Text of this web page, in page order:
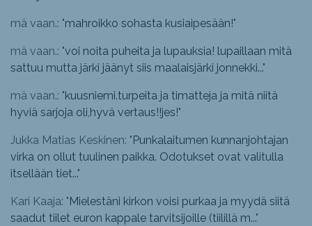
mä vaan.: "mahroikko sohasta kusiaipesään!"
mä vaan.: "voi noita puheita ja lupauksia! lupaillaan mitä
sattuu mutta järki jäänyt siis maalaisjärki jonnekki..."
mä vaan.: "kuusniemi.turpeita ja timatteja ja mitä niitä
hyviä sarjoja oli,hyvä vertaus!!jes!"
Jukka Matias Keskinen: " Punkalaitumen kunnanjohtajan
virka on ollut tuulinen paikka. Odotukset ovat valitulla
itsellään tiet..."
Kari Kaaja: " Mielestäni kirkon voisi purkaa ja myydä siitä
saadut tiilet euron kappale tarvitsijoille (tiilillä m..."